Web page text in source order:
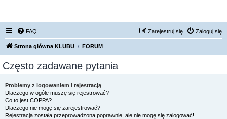
FAQ Zaloguj się
Zarejestruj się
Strona główna KLUBU FORUM
Często zadawane pytania
Problemy z logowaniem i rejestracją
Dlaczego w ogóle muszę się rejestrować?
Co to jest COPPA?
Dlaczego nie mogę się zarejestrować?
Rejestracja została przeprowadzona poprawnie, ale nie mogę się zalogować!